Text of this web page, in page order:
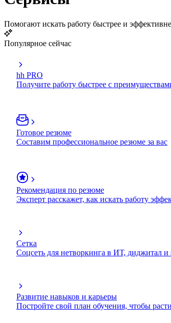
Помогают искать работу быстрее и
Популярное сейчас
hh PRO
Получите работу быстрее с
Готовое резюме
Составим профессиональное резюме за вас
Рекомендация по резюме
Эксперт расскажет, как искать работу
Сетка
Соцсеть для нетворкинга в ИТ, диджитал и
Развитие навыков и карьеры
Постройте свой план обучения, чтобы